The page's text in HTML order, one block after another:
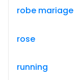
robe mariage
rose
running